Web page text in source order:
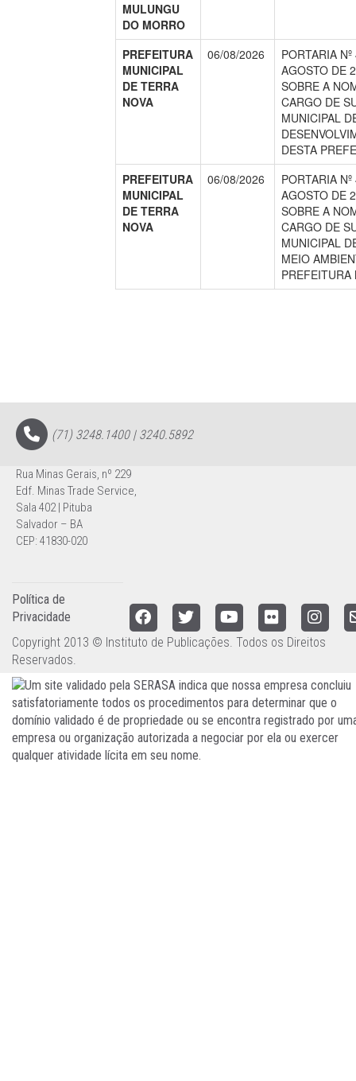
MULUNGU
DO MORRO
PREFEITURA
MUNICIPAL
DE TERRA
NOVA
06/08/2026
PORTARIA
AGOSTO DE
SOBRE A
CARGO DE
MUNICIPAL
DESTA
PREFEITURA
MUNICIPAL
DE TERRA
NOVA
06/08/2026
PORTARIA
AGOSTO DE
SOBRE A
CARGO DE
MUNICIPAL
MEIO
PREFEITURA
(71) 3248.1400 | 3240.5892
Rua Minas Gerais, nº 229
Edf. Minas Trade Service,
Sala 402 | Pituba
Salvador – BA
CEP: 41830-020
Política de
Privacidade
Copyright 2013 © Instituto de Publicações. Todos os Direitos
Reservados.